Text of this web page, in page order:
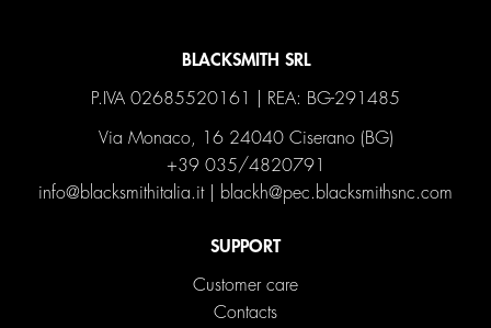
BLACKSMITH SRL
P.IVA 02685520161 | REA: BG-291485
Via Monaco, 16 24040 Ciserano (BG)
+39 035/4820791
info@blacksmithitalia.it| blackh@pec.blacksmithsnc.com
SUPPORT
Customer care
Contacts